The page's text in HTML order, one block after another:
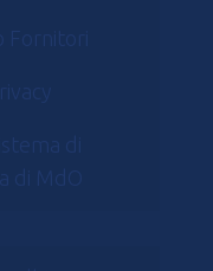
Fornitori
di
di MdO